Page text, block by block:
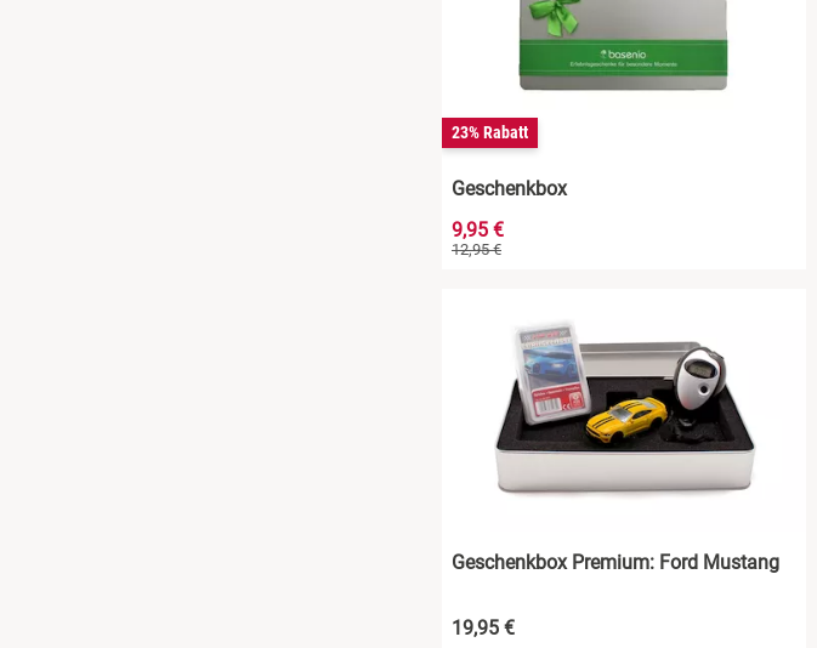
23% Rabatt
Geschenkbox
9,95 €
12,95 €
Geschenkbox Premium: Ford Mustang
19,95 €